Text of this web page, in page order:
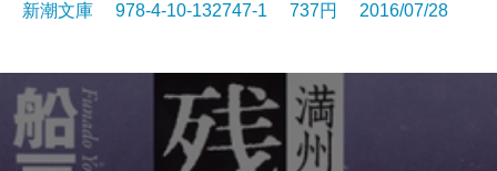
新潮文庫 978-4-10-132747-1 737円 2016/07/28